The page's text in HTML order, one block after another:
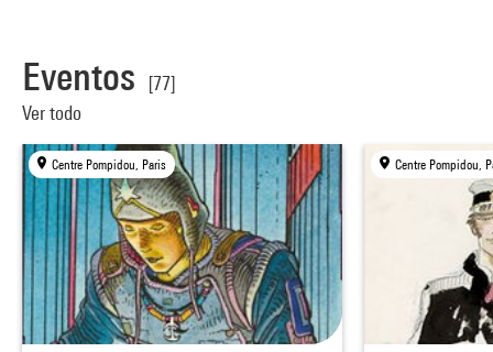
Eventos
[77]
Ver todo
Centre Pompidou, Paris Centre Pompidou,